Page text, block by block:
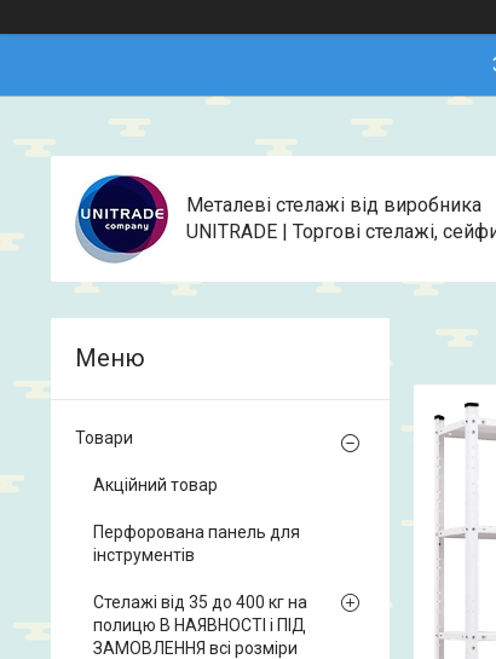
Металеві стелажі від виробника
UNITRADE | Торгові стелажі,
Товари
Акційний товар
Перфорована панель для
інструментів
Стелажі від 35 до 400 кг на
полицю В НАЯВНОСТІ і ПІД
ЗАМОВЛЕННЯ всі розміри